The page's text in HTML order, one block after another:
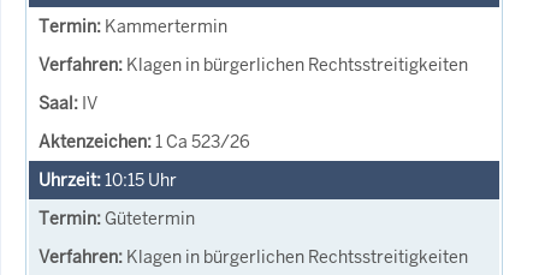
Kammertermin
Klagen in bürgerlichen Rechtsstreitigkeiten
IV
1 Ca 523/26
10:15 Uhr
Gütetermin
Klagen in bürgerlichen Rechtsstreitigkeiten